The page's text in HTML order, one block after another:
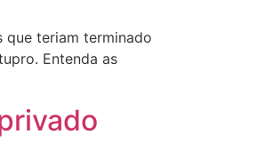
que teriam terminado
Entenda as